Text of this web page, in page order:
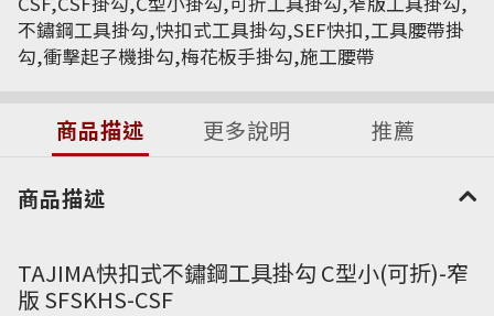
不鏽鋼工具掛勾,快扣式工具掛勾,SEF快扣,工具腰帶掛
勾,衝擊起子機掛勾,梅花板手掛勾,施工腰帶
商品描述 更多說明 推薦
商品描述
TAJIMA快扣式不鏽鋼工具掛勾 C型小(可折)-窄
版 SFSKHS-CSF